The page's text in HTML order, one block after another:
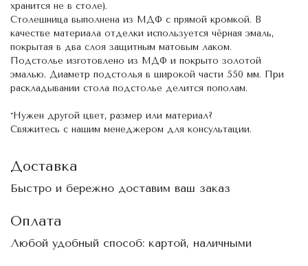
хранится не в столе).
Столешница выполнена из МДФ с прямой кромкой. В
качестве материала отделки используется чёрная эмаль,
покрытая в два слоя защитным матовым лаком.
Подстолье изготовлено из МДФ и покрыто золотой
эмалью. Диаметр подстолья в широкой части 550 мм. При
раскладывании стола подстолье делится пополам.
*Нужен другой цвет, размер или материал?
Свяжитесь с нашим менеджером для консультации.
Доставка
Быстро и бережно доставим ваш заказ
Оплата
Любой удобный способ: картой, наличными